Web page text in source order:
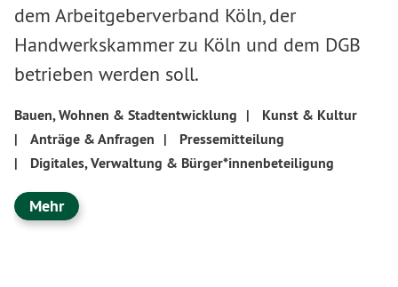
dem Arbeitgeberverband Köln, der
Handwerkskammer zu Köln und dem DGB
betrieben werden soll.
Bauen, Wohnen & Stadtentwicklung |
Kunst & Kultur
|
Anträge & Anfragen |
Pressemitteilung
|
Digitales, Verwaltung & Bürger*innenbeteiligung
Mehr